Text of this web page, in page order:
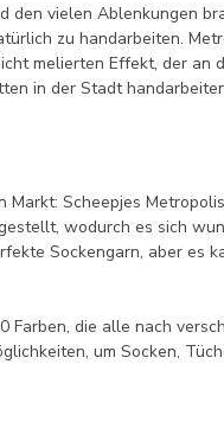
den vielen Ablenkungen
zu handarbeiten.
melierten Effekt, der an
in der Stadt
Markt: Scheepjes
wodurch es sich
Sockengarn, aber es
Farben, die alle nach
um Socken,